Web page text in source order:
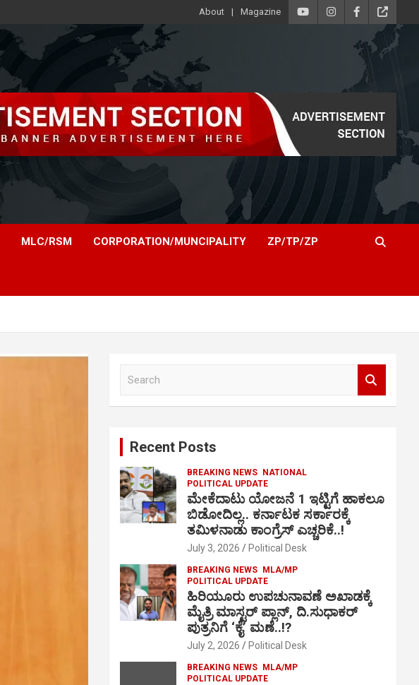
About Magazine
MLC/RSM CORPORATION/MUNCIPALITY ZP/TP/ZP
Recent Posts
BREAKING NEWS
NATIONAL
POLITICAL UPDATE
ಮೇಕೆದಾಟು ಯೋಜನೆ 1 ಇಟ್ಟಿಗೆ ಹಾಕಲೂ
ಬಿಡೋದಿಲ್ಲ.. ಕರ್ನಾಟಕ ಸರ್ಕಾರಕ್ಕೆ
ತಮಿಳನಾಡು ಕಾಂಗ್ರೆಸ್ ಎಚ್ಚರಿಕೆ..!
July 3, 2026 Political Desk
BREAKING NEWS
MLA/MP
POLITICAL UPDATE
ಹಿರಿಯೂರು ಉಪಚುನಾವಣೆ ಅಖಾಡಕ್ಕೆ
ಮೈತ್ರಿ ಮಾಸ್ಟರ್ ಪ್ಲಾನ್, ದಿ.ಸುಧಾಕರ್
ಪುತ್ರನಿಗೆ ‘ಕೈ’ ಮಣೆ..!?
July 2, 2026 Political Desk
BREAKING NEWS
MLA/MP
POLITICAL UPDATE